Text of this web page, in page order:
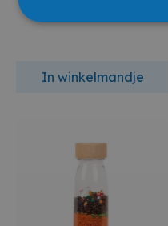
In winkelmandje